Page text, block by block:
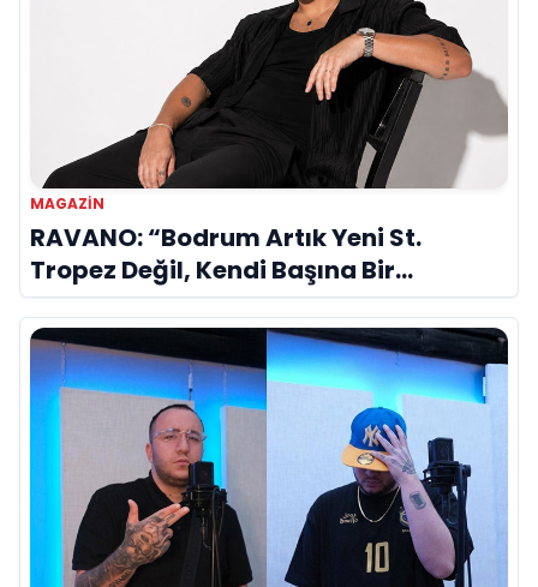
MAGAZIN
RAVANO: “Bodrum Artık Yeni St.
Tropez Değil, Kendi Başına Bir
Referans”